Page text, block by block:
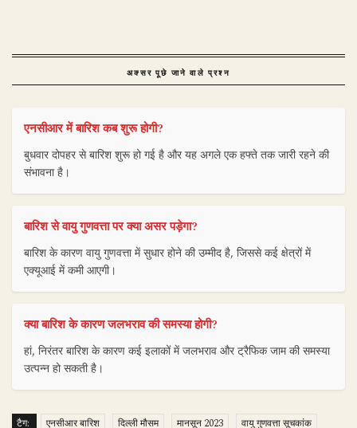
अक्सर पूछे जाने वाले प्रश्न
एनसीआर में बारिश कब शुरू होगी?
बुधवार दोपहर से बारिश शुरू हो गई है और यह अगले एक हफ्ते तक जारी रहने की
संभावना है।
बारिश से वायु गुणवत्ता पर क्या असर पड़ेगा?
बारिश के कारण वायु गुणवत्ता में सुधार होने की उम्मीद है, जिससे कई क्षेत्रों में
एक्यूआई में कमी आएगी।
क्या बारिश के कारण जलभराव की समस्या होगी?
हां, निरंतर बारिश के कारण कई इलाकों में जलभराव और ट्रैफिक जाम की समस्या
उत्पन्न हो सकती है।
टैग: एनसीआर बारिश दिल्ली मौसम मानसून 2023 वायु गुणवत्ता सूचकांक